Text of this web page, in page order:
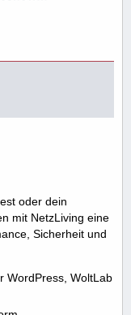
oder dein
mit NetzLiving eine
Sicherheit und
WordPress, WoltLab